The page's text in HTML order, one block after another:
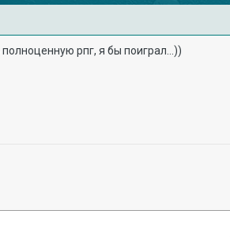
рпг, я бы поиграл...))